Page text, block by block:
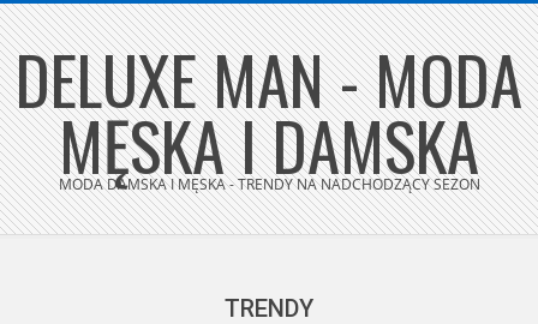
Skip
to
content
DELUXE MAN - MODA
MĘSKA I DAMSKA
MODA DAMSKA I MĘSKA - TRENDY NA NADCHODZĄCY SEZON
TRENDY